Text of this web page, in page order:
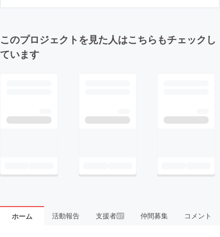
このプロジェクトを見た人はこちらもチェックし
ています
ホーム 活動報告 支援者67 仲間募集 コメント